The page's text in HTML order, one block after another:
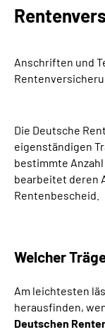
Experten
Über uns & Presse
Suche
Language
Leichte
Anschriften und
Die Deutsche
eigenständigen
bestimmte
bearbeitet deren
Rentenbescheid.
Welcher
Am leichtesten
herausfinden,
Deutschen